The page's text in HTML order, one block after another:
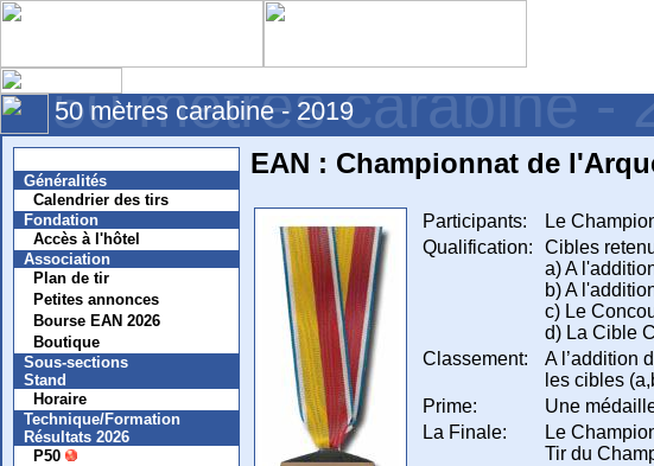
50 mètres carabine -
50 mètres carabine - 2019
Généralités
Calendrier des tirs
Fondation
Accès à l'hôtel
Association
Plan de tir
Petites annonces
Bourse EAN 2026
Boutique
Sous-sections
Stand
Horaire
Technique/Formation
Résultats 2026
P50
EAN : Championnat de
Participants:
Le
Qualification:
Cibles
a) A
b) A
c) Le
d) La Cible
Classement:
A l’addition
les cibles
Prime:
Une
La Finale:
Le
Tir du